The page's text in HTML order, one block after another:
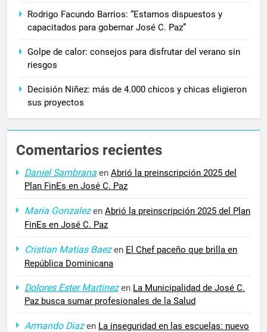
Rodrigo Facundo Barrios: “Estamos dispuestos y
capacitados para gobernar José C. Paz”
Golpe de calor: consejos para disfrutar del verano sin
riesgos
Decisión Niñez: más de 4.000 chicos y chicas eligieron
sus proyectos
Comentarios recientes
Daniel Sambrana en Abrió la preinscripción 2025 del
Plan FinEs en José C. Paz
Maria Gonzalezen Abrió la preinscripción 2025 del Plan
FinEs en José C. Paz
Cristian Matias Baezen El Chef paceño que brilla en
República Dominicana
Dolores Ester Martinezen La Municipalidad de José C.
Paz busca sumar profesionales de la Salud
Armando Diazen La inseguridad en las escuelas: nuevo